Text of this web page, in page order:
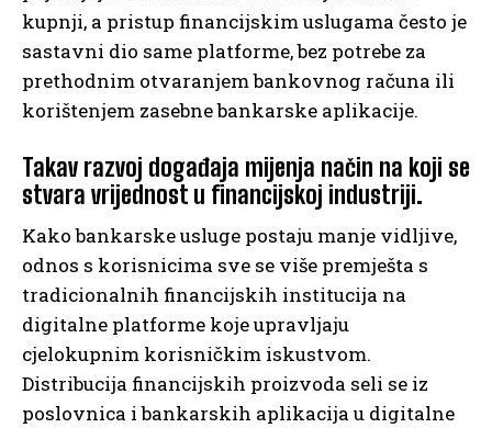
kupnji, a pristup financijskim uslugama često je
sastavni dio same platforme, bez potrebe za
prethodnim otvaranjem bankovnog računa ili
korištenjem zasebne bankarske aplikacije.
Takav razvoj događaja mijenja način na koji se
stvara vrijednost u financijskoj industriji.
Kako bankarske usluge postaju manje vidljive,
odnos s korisnicima sve se više premješta s
tradicionalnih financijskih institucija na
digitalne platforme koje upravljaju
cjelokupnim korisničkim iskustvom.
Distribucija financijskih proizvoda seli se iz
poslovnica i bankarskih aplikacija u digitalne